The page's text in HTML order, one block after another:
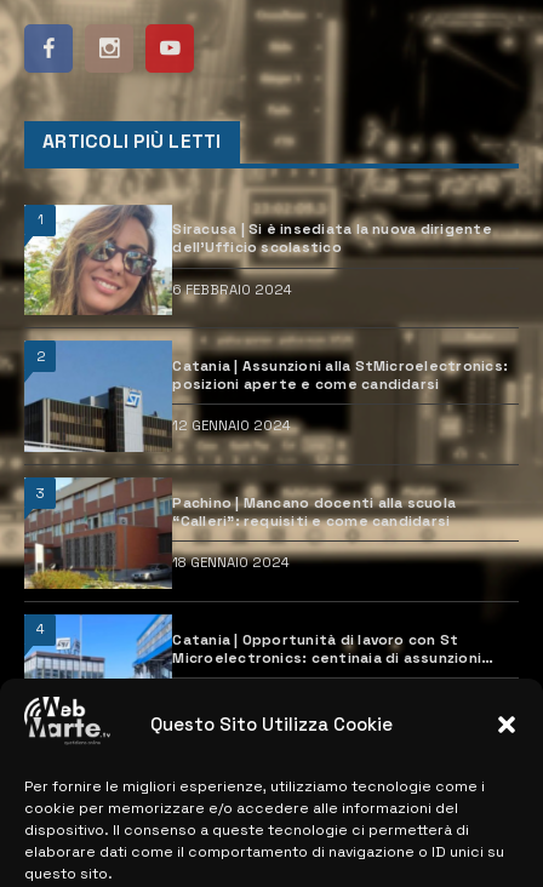
Questo Sito Utilizza Cookie
Per fornire le migliori esperienze, utilizziamo tecnologie come i
cookie per memorizzare e/o accedere alle informazioni del
dispositivo. Il consenso a queste tecnologie ci permetterà di
elaborare dati come il comportamento di navigazione o ID unici su
questo sito.
ARTICOLI PIÙ LETTI
1
Siracusa | Si è insediata la nuova dirigente
dell’Ufficio scolastico
6 FEBBRAIO 2024
2
Catania | Assunzioni alla StMicroelectronics:
posizioni aperte e come candidarsi
12 GENNAIO 2024
3
Pachino | Mancano docenti alla scuola
“Calleri”: requisiti e come candidarsi
18 GENNAIO 2024
4
Catania | Opportunità di lavoro con St
Microelectronics: centinaia di assunzioni
previste
MAPPA DEL SITO
> NOTIZIE